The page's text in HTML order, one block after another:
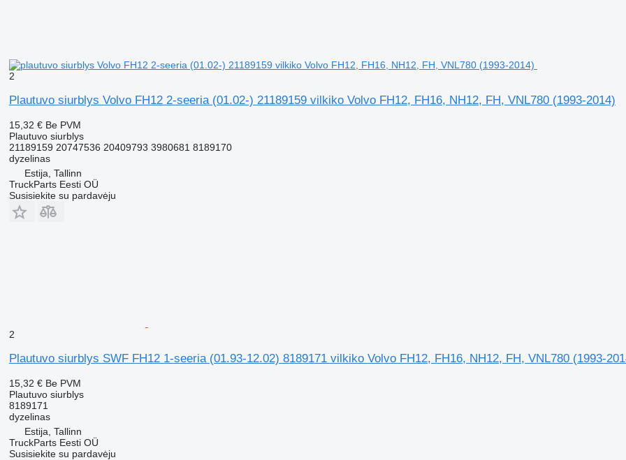
2
Plautuvo siurblys Volvo FH12 2-seeria (01.02-) 21189159 vilkiko Volvo FH12, FH16, NH12, FH, VNL780 (1993-2014)
15,32 € Be PVM
Plautuvo siurblys
21189159 20747536 20409793 3980681 8189170
dyzelinas
Estija, Tallinn
TruckParts Eesti OÜ
Susisiekite su pardavėju
2
Plautuvo siurblys SWF FH12 1-seeria (01.93-12.02) 8189171 vilkiko Volvo FH12, FH16, NH12, FH, VNL780 (1993-
15,32 € Be PVM
Plautuvo siurblys
8189171
dyzelinas
Estija, Tallinn
TruckParts Eesti OÜ
Susisiekite su pardavėju